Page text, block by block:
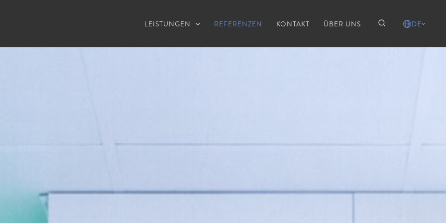
LEISTUNGEN REFERENZEN KONTAKT ÜBER UNS DE